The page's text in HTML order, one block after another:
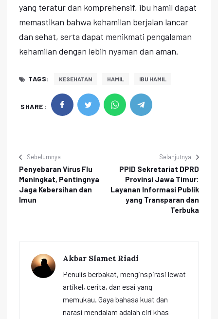
yang teratur dan komprehensif, ibu hamil dapat
memastikan bahwa kehamilan berjalan lancar
dan sehat, serta dapat menikmati pengalaman
kehamilan dengan lebih nyaman dan aman.
TAGS: KESEHATAN HAMIL IBU HAMIL
SHARE :
Sebelumnya
Penyebaran Virus Flu
Meningkat, Pentingnya
Jaga Kebersihan dan
Imun
Selanjutnya
PPID Sekretariat DPRD
Provinsi Jawa Timur:
Layanan Informasi Publik
yang Transparan dan
Terbuka
Akbar Slamet Riadi
Penulis berbakat, menginspirasi lewat
artikel, cerita, dan esai yang
memukau. Gaya bahasa kuat dan
narasi mendalam adalah ciri khas